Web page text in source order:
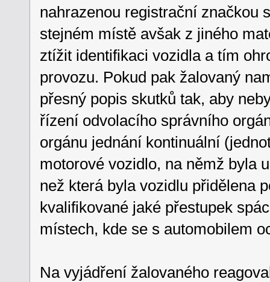
nahrazenou registrační značkou
stejném místě avšak z jiného
ztížit identifikaci vozidla a tím
provozu. Pokud pak žalovaný
přesný popis skutků tak, aby
řízení odvolacího správního
orgánu jednání kontinuální
motorové vozidlo, na němž byla
než která byla vozidlu přidělena
kvalifikované jaké přestupek
místech, kde se s automobilem
Na vyjádření žalovaného